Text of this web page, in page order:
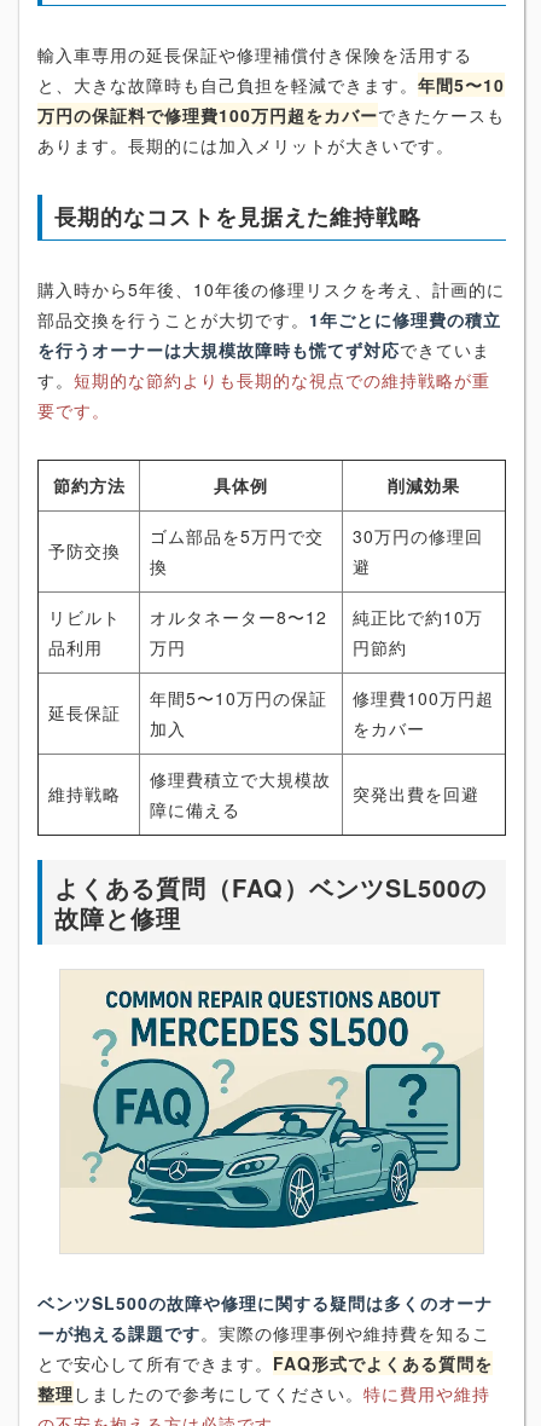
輸入車専用の延長保証や修理補償付き保険を活用する
と、大きな故障時も自己負担を軽減できます。 年間5〜10
万円の保証料で修理費100万円超をカバーできたケースも
あります。長期的には加入メリットが大きいです。
長期的なコストを見据えた維持戦略
購入時から5年後、10年後の修理リスクを考え、計画的に
部品交換を行うことが大切です。 1年ごとに修理費の積立
を行うオーナーは大規模故障時も慌てず対応できていま
す。 短期的な節約よりも長期的な視点での維持戦略が重
要です。
節約方法 具体例 削減効果
予防交換
ゴム部品を5万円で交
換
30万円の修理回
避
リビルト
品利用
オルタネーター8〜12
万円
純正比で約10万
円節約
延長保証
年間5〜10万円の保証
加入
修理費100万円超
をカバー
維持戦略
修理費積立で大規模故
障に備える
突発出費を回避
よくある質問（FAQ）ベンツSL500の
故障と修理
ベンツSL500の故障や修理に関する疑問は多くのオーナ
ーが抱える課題です。実際の修理事例や維持費を知るこ
とで安心して所有できます。 FAQ形式でよくある質問を
整理 しましたので参考にしてください。 特に費用や維持